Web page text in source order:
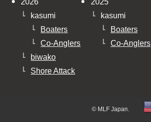
kasumi
Boaters
Co-Anglers
biwako
Shore Attack
kasumi
Boaters
Co-Anglers
© MLF Japan.